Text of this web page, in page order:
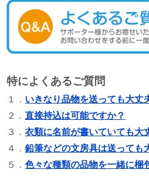
特によくあるご質問
１． いきなり品物を送っても大丈
２．直接持込は可能ですか？
３．衣類に名前が書いていても大
４．鉛筆などの文房具は送っても
５．色々な種類の品物を一緒に梱